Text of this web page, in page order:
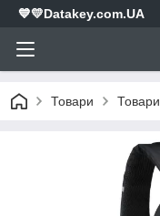
💙💛Datakey.com.UA
Товари Товари